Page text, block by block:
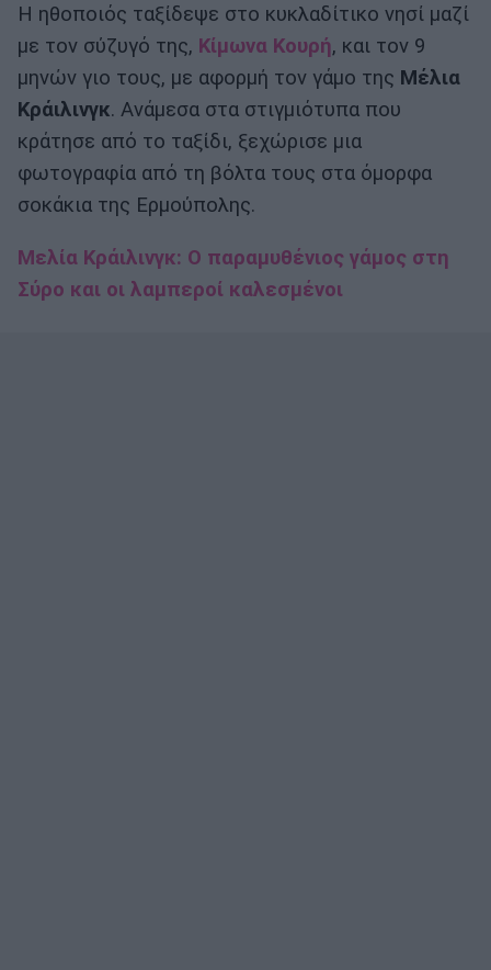
Η ηθοποιός ταξίδεψε στο κυκλαδίτικο νησί μαζί
με τον σύζυγό της, Κίμωνα Κουρή, και τον 9
μηνών γιο τους, με αφορμή τον γάμο της Μέλια
Κράιλινγκ. Ανάμεσα στα στιγμιότυπα που
κράτησε από το ταξίδι, ξεχώρισε μια
φωτογραφία από τη βόλτα τους στα όμορφα
σοκάκια της Ερμούπολης.
Μελία Κράιλινγκ: Ο παραμυθένιος γάμος στη
Σύρο και οι λαμπεροί καλεσμένοι